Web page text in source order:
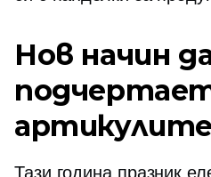
Нов начин
Тази година празник